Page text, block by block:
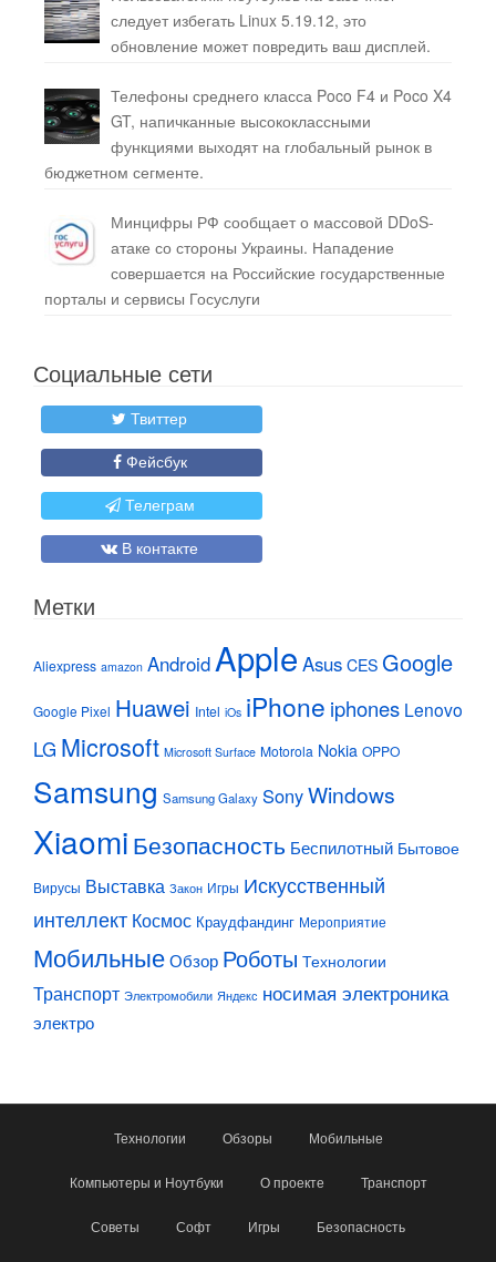
следует избегать Linux 5.19.12, это
обновление может повредить ваш дисплей.
Телефоны среднего класса Poco F4 и Poco X4
GT, напичканные высококлассными
функциями выходят на глобальный рынок в
бюджетном сегменте.
Минцифры РФ сообщает о массовой DDoS-
атаке со стороны Украины. Нападение
совершается на Российские государственные
порталы и сервисы Госуслуги
Социальные сети
Твиттер
Фейсбук
Телеграм
В контакте
Метки
Aliexpress amazon AndroidApple Asus CES Google
Google Pixel Huawei Intel iOs iPhone iphones Lenovo
LG Microsoft Microsoft Surface Motorola Nokia OPPO
Samsung Samsung Galaxy SonyWindows
Xiaomi Безопасность Беспилотный Бытовое
Вирусы Выставка Закон Игры Искусственный
интеллект Космос Краудфандинг Мероприятие
МобильныеОбзор Роботы Технологии
Транспорт Электромобили Яндекс носимая электроника
электро
Технологии Обзоры Мобильные
Компьютеры и Ноутбуки О проекте Транспорт
Советы Софт Игры Безопасность